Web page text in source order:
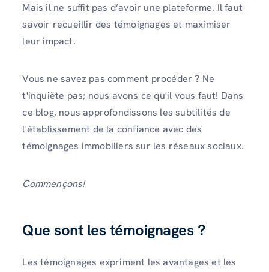
Mais il ne suffit pas d’avoir une plateforme. Il faut
savoir recueillir des témoignages et maximiser
leur impact.
Vous ne savez pas comment procéder ? Ne
t'inquiète pas; nous avons ce qu'il vous faut! Dans
ce blog, nous approfondissons les subtilités de
l'établissement de la confiance avec des
témoignages immobiliers sur les réseaux sociaux.
Commençons!
Que sont les témoignages ?
Les témoignages expriment les avantages et les